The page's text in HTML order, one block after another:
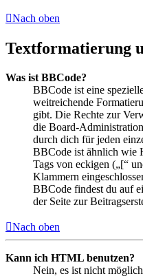
Nach oben
Textformatierung
Was ist BBCode?
BBCode ist eine
weitreichende
gibt. Die Rechte zur
die Board-
durch dich für jeden
BBCode ist ähnlich wie
Tags von eckigen („[“
Klammern
BBCode findest du auf
der Seite zur
Nach oben
Kann ich HTML benutzen?
Nein, es ist nicht